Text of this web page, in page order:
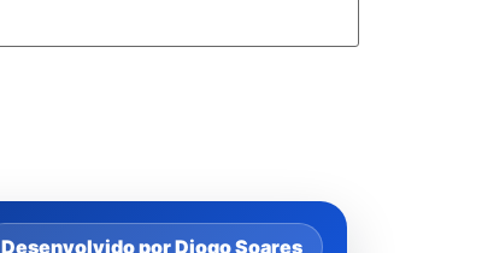
Desenvolvido por Diogo Soares